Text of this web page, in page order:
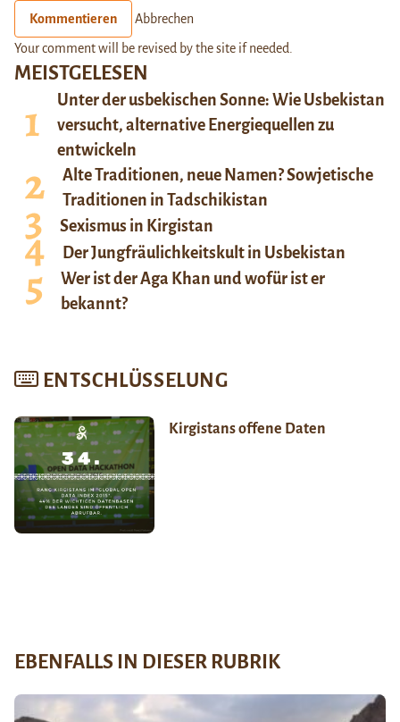
MEISTGELESEN
Unter der usbekischen Sonne: Wie Usbekistan
versucht, alternative Energiequellen zu
entwickeln
Alte Traditionen, neue Namen? Sowjetische
Traditionen in Tadschikistan
Sexismus in Kirgistan
Der Jungfräulichkeitskult in Usbekistan
Wer ist der Aga Khan und wofür ist er
bekannt?
ENTSCHLÜSSELUNG
Kirgistans offene Daten
Kommentieren Abbrechen
Your comment will be revised by the site if needed.
EBENFALLS IN DIESER RUBRIK